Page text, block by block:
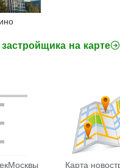
на карте
Москвы Карта